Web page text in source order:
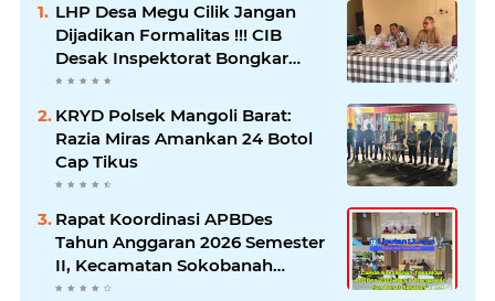
LHP Desa Megu Cilik Jangan
Dijadikan Formalitas !!! CIB
Desak Inspektorat Bongkar
Seluruh Fakta dan Hentikan
Dugaan Permainan Oknum
KRYD Polsek Mangoli Barat:
Razia Miras Amankan 24 Botol
Cap Tikus
Rapat Koordinasi APBDes
Tahun Anggaran 2026 Semester
II, Kecamatan Sokobanah
Libatkan 12 Desa